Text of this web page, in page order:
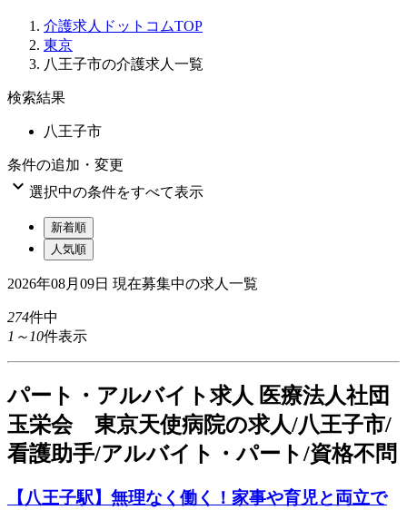
介護求人ドットコムTOP
東京
八王子市の介護求人一覧
検索結果
八王子市
条件の追加・変更
 選択中の条件をすべて表示
新着順
人気順
2026年08月09日 現在募集中の求人一覧
274件中
1～10件表示
パート ・アルバイト求人 医療法人社団
玉栄会 東京天使病院の求人/八王子市/
看護助手/アルバイト・パート/資格不問
【八王子駅】無理なく働く！家事や育児と両立で